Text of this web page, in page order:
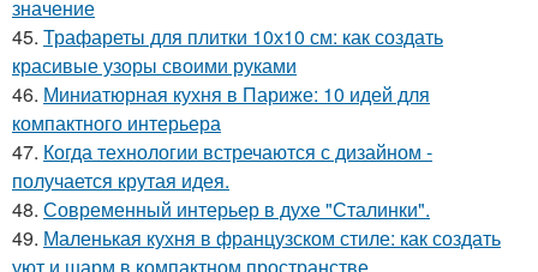
значение
45. Трафареты для плитки 10х10 см: как создать
красивые узоры своими руками
46. Миниатюрная кухня в Париже: 10 идей для
компактного интерьера
47. Когда технологии встречаются с дизайном -
получается крутая идея.
48. Современный интерьер в духе "Сталинки".
49. Маленькая кухня в французском стиле: как создать